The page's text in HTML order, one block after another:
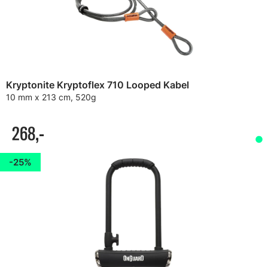
Kryptonite Kryptoflex 710 Looped Kabel
10 mm x 213 cm, 520g
268,-
25%